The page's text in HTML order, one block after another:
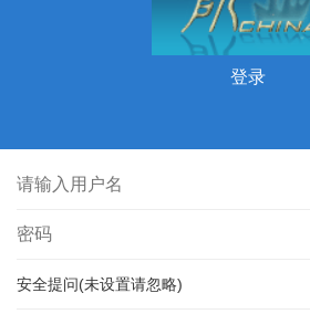
登录
安全提问(未设置请忽略)